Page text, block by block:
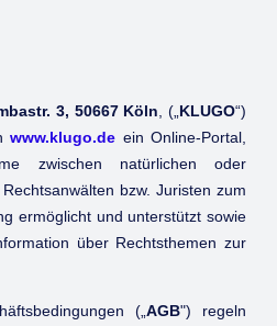
3, 50667 Köln , („ KLUGO“)
www.klugo.de ein Online-Portal,
zwischen natürlichen oder
bzw. Juristen zum
ermöglicht und unterstützt sowie
über Rechtsthemen zur
(„ AGB") regeln